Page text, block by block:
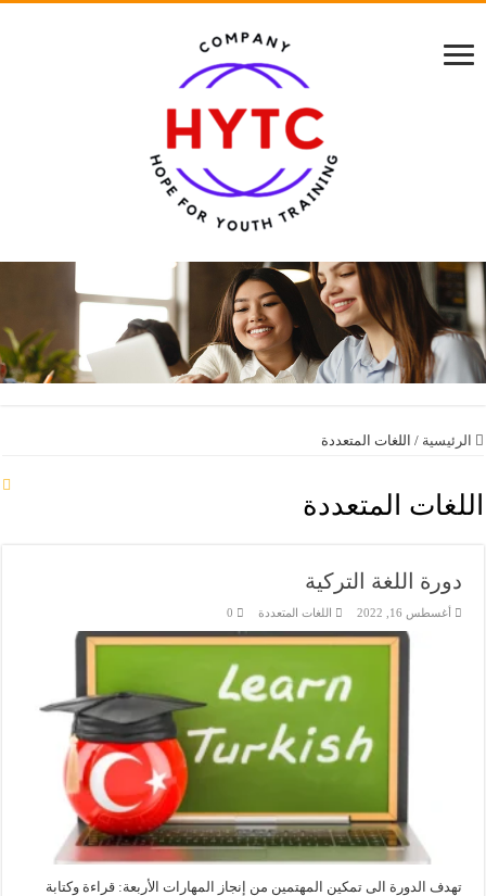
الرئيسية / اللغات المتعددة
اللغات المتعددة
دورة اللغة التركية
أغسطس 16, 2022 اللغات المتعددة 0
تهدف الدورة الى تمكين المهتمين من إنجاز المهارات الأربعة: قراءة وكتابة